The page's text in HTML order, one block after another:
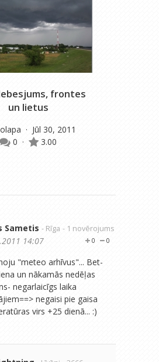
frontes
un lietus
· Jūl 30, 2011
0 · 3.00
Sametis - Rīga - 1 novērojums
0
0
14:07
"meteo arhīvus"... Bet-
un nākamās nedēļas
negarlaicīgs laika
negaisi pie gaisa
virs +25 dienā... :)